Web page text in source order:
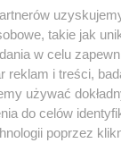
takie jak
w celu
i treści,
używać
do celów
poprzez